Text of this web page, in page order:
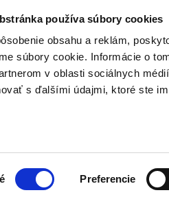
používa súbory cookies
obsahu a reklám,
súbory cookie. Informácie o
v oblasti sociálnych
s ďalšími údajmi, ktoré ste
Preferencie